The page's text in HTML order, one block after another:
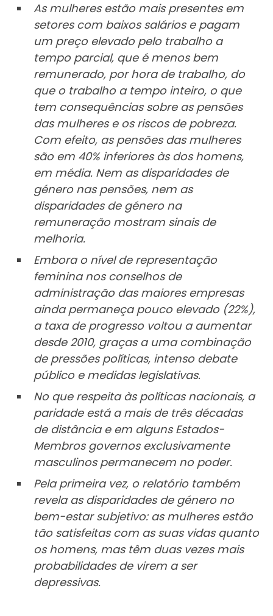
As mulheres estão mais presentes em
setores com baixos salários e pagam
um preço elevado pelo trabalho a
tempo parcial, que é menos bem
remunerado, por hora de trabalho, do
que o trabalho a tempo inteiro, o que
tem consequências sobre as pensões
das mulheres e os riscos de pobreza.
Com efeito, as pensões das mulheres
são em 40% inferiores às dos homens,
em média. Nem as disparidades de
género nas pensões, nem as
disparidades de género na
remuneração mostram sinais de
melhoria.
Embora o nível de representação
feminina nos conselhos de
administração das maiores empresas
ainda permaneça pouco elevado (22%),
a taxa de progresso voltou a aumentar
desde 2010, graças a uma combinação
de pressões políticas, intenso debate
público e medidas legislativas.
No que respeita às políticas nacionais, a
paridade está a mais de três décadas
de distância e em alguns Estados-
Membros governos exclusivamente
masculinos permanecem no poder.
Pela primeira vez, o relatório também
revela as disparidades de género no
bem-estar subjetivo: as mulheres estão
tão satisfeitas com as suas vidas quanto
os homens, mas têm duas vezes mais
probabilidades de virem a ser
depressivas.